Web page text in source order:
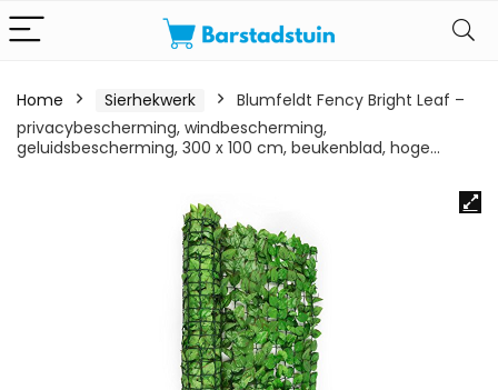
Home Sierhekwerk
Blumfeldt Fency Bright Leaf –
privacybescherming, windbescherming,
geluidsbescherming, 300 x 100 cm, beukenblad, hoge…